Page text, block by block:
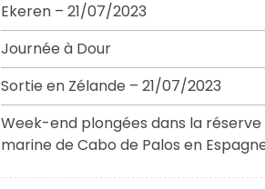
Ekeren – 21/07/2023
Journée à Dour
Sortie en Zélande – 21/07/2023
Week-end plongées dans la réserve
marine de Cabo de Palos en